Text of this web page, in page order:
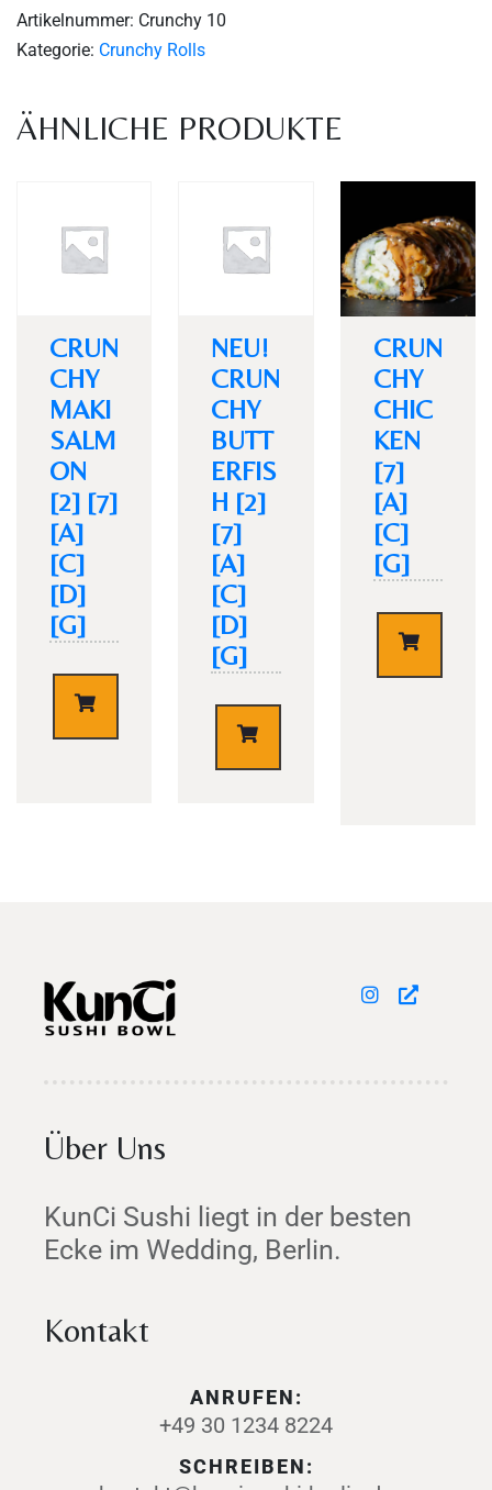
Artikelnummer: Crunchy 10
Kategorie: Crunchy Rolls
ÄHNLICHE PRODUKTE
CRUN
CHY
MAKI
SALM
ON
[2] [7]
[A]
[C]
[D]
[G]
5,90
NEU!
CRUN
CHY
BUTT
ERFIS
H [2]
[7]
[A]
[C]
[D]
[G]
7,90
CRUN
CHY
CHIC
KEN
[7]
[A]
[C]
[G]
7,90
Über Uns
KunCi Sushi liegt in der besten
Ecke im Wedding, Berlin.
Kontakt
ANRUFEN:
+49 30 1234 8224
SCHREIBEN:
Time
TISCH RESERVIEREN